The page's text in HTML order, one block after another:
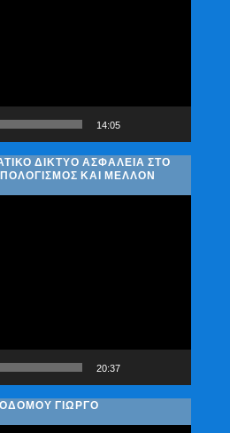
14:05
ΔΊΚΤΥΟ ΑΣΦΆΛΕΙΑ ΣΤΟ
ΚΑΙ ΜΈΛΛΟΝ
20:37
ΓΙΏΡΓΟ